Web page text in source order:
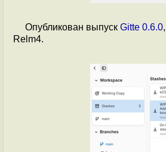
Опубликован выпуск Gitte 0.6.0
Relm4.